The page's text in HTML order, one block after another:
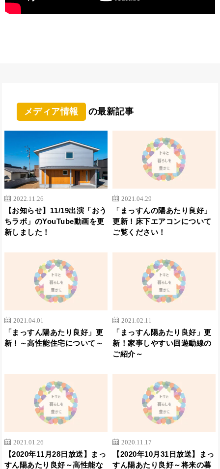
メディア情報 の最新記事
2022.11.26
【お知らせ】11/19出演「おう
ちラボ」のYouTube動画を更
新しました！
2021.04.29
「まっすんの陽あたり良好」
更新！床下エアコンについて
ご覧ください！
2021.04.01
「まっすん陽あたり良好」更
新！～高性能住宅について～
2021.02.11
「まっすん陽あたり良好」更
新！家事しやすい回遊動線の
ご紹介～
2021.01.26
【2020年11月28日放送】まっ
すん陽あたり良好～高性能な
2020.11.17
【2020年10月31日放送】まっ
すん陽あたり良好～将来の暮